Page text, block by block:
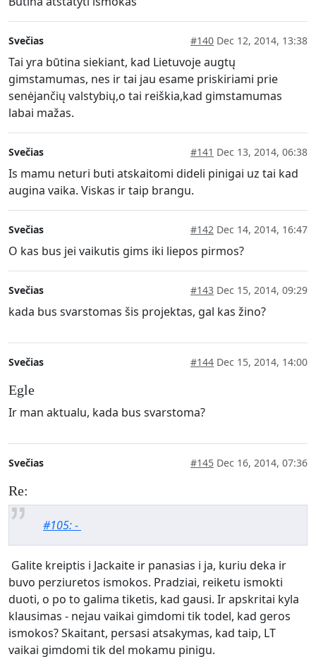
Svečias #140 Dec 12, 2014, 13:38
Tai yra būtina siekiant, kad Lietuvoje augtų
gimstamumas, nes ir tai jau esame priskiriami prie
senėjančių valstybių,o tai reiškia,kad gimstamumas
labai mažas.
Svečias #141 Dec 13, 2014, 06:38
Is mamu neturi buti atskaitomi dideli pinigai uz tai kad
augina vaika. Viskas ir taip brangu.
Svečias #142 Dec 14, 2014, 16:47
O kas bus jei vaikutis gims iki liepos pirmos?
Svečias #143 Dec 15, 2014, 09:29
kada bus svarstomas šis projektas, gal kas žino?
Svečias #144 Dec 15, 2014, 14:00
Egle
Ir man aktualu, kada bus svarstoma?
Svečias #145 Dec 16, 2014, 07:36
Re:
#105: -
Galite kreiptis i Jackaite ir panasias i ja, kuriu deka ir
buvo perziuretos ismokos. Pradziai, reiketu ismokti
duoti, o po to galima tiketis, kad gausi. Ir apskritai kyla
klausimas - nejau vaikai gimdomi tik todel, kad geros
ismokos? Skaitant, persasi atsakymas, kad taip, LT
vaikai gimdomi tik del mokamu pinigu.